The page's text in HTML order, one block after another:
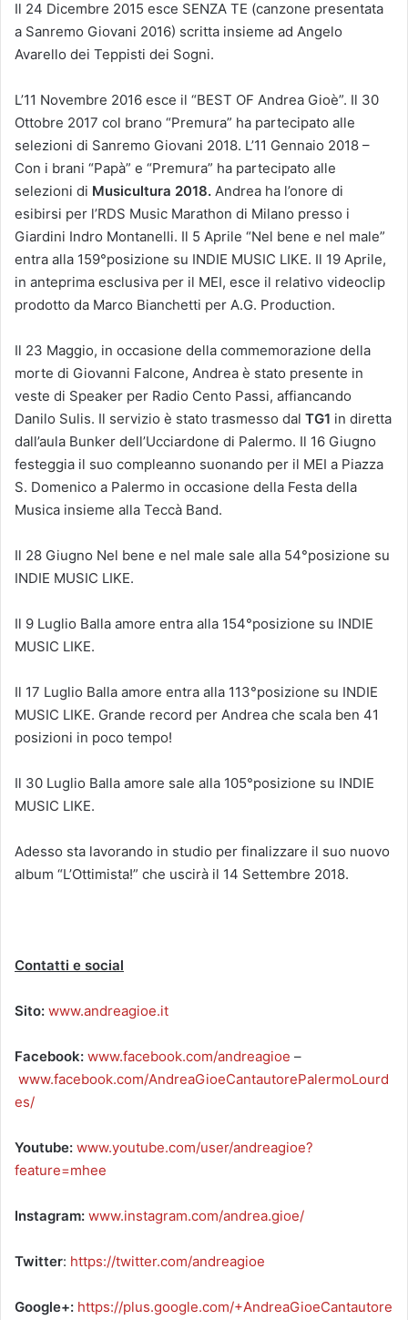
Il 24 Dicembre 2015 esce SENZA TE (canzone presentata
a Sanremo Giovani 2016) scritta insieme ad Angelo
Avarello dei Teppisti dei Sogni.
L’11 Novembre 2016 esce il “BEST OF Andrea Gioè”. Il 30
Ottobre 2017 col brano “Premura” ha partecipato alle
selezioni di Sanremo Giovani 2018. L’11 Gennaio 2018 –
Con i brani “Papà” e “Premura” ha partecipato alle
selezioni di Musicultura 2018. Andrea ha l’onore di
esibirsi per l’RDS Music Marathon di Milano presso i
Giardini Indro Montanelli. Il 5 Aprile “Nel bene e nel male”
entra alla 159°posizione su INDIE MUSIC LIKE. Il 19 Aprile,
in anteprima esclusiva per il MEI, esce il relativo videoclip
prodotto da Marco Bianchetti per A.G. Production.
Il 23 Maggio, in occasione della commemorazione della
morte di Giovanni Falcone, Andrea è stato presente in
veste di Speaker per Radio Cento Passi, affiancando
Danilo Sulis. Il servizio è stato trasmesso dal TG1 in diretta
dall’aula Bunker dell’Ucciardone di Palermo. Il 16 Giugno
festeggia il suo compleanno suonando per il MEI a Piazza
S. Domenico a Palermo in occasione della Festa della
Musica insieme alla Teccà Band.
Il 28 Giugno Nel bene e nel male sale alla 54°posizione su
INDIE MUSIC LIKE.
Il 9 Luglio Balla amore entra alla 154°posizione su INDIE
MUSIC LIKE.
Il 17 Luglio Balla amore entra alla 113°posizione su INDIE
MUSIC LIKE. Grande record per Andrea che scala ben 41
posizioni in poco tempo!
Il 30 Luglio Balla amore sale alla 105°posizione su INDIE
MUSIC LIKE.
Adesso sta lavorando in studio per finalizzare il suo nuovo
album “L’Ottimista!” che uscirà il 14 Settembre 2018.
Contatti e social
Sito: www.andreagioe.it
Facebook: www.facebook.com/andreagioe –
www.facebook.com/AndreaGioeCantautorePalermoLourd
es/
Youtube: www.youtube.com/user/andreagioe?
feature=mhee
Instagram: www.instagram.com/andrea.gioe/
Twitter: https://twitter.com/andreagioe
Google+: https://plus.google.com/+AndreaGioeCantautore